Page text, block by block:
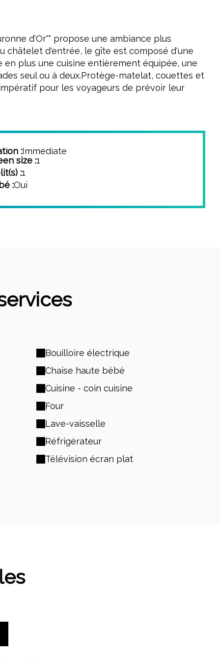
d'Or"" propose une ambiance plus
châtelet d'entrée, le gîte est composé d'une
plus une cuisine entièrement équipée, une
seul ou à deux.Protège-matelat, couettes et
pour les voyageurs de prévoir leur
:Immédiate
size :1
:1
:Oui
Bouilloire électrique
Chaise haute bébé
Cuisine - coin cuisine
Four
Lave-vaisselle
Réfrigérateur
Télévision écran plat